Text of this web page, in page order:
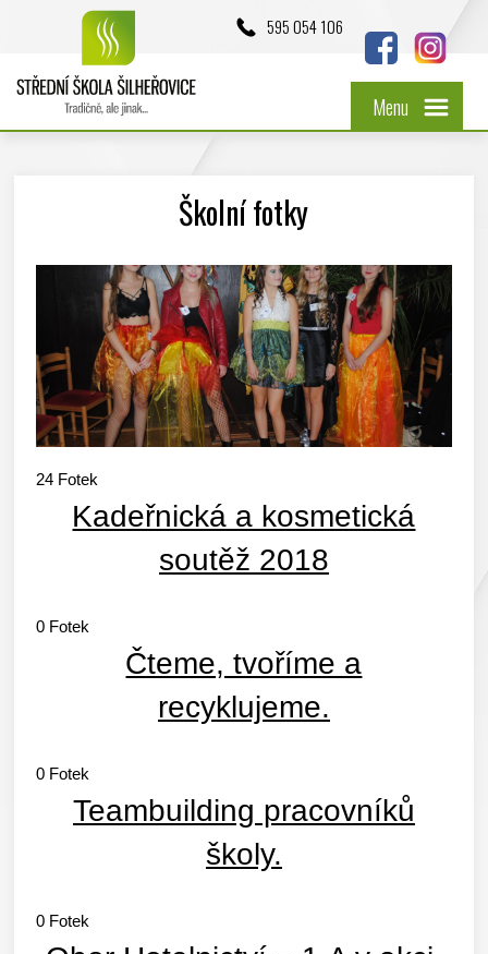
595 054 106
Menu
Školní fotky
24 Fotek
Kadeřnická a kosmetická
soutěž 2018
0 Fotek
Čteme, tvoříme a
recyklujeme.
0 Fotek
Teambuilding pracovníků
školy.
0 Fotek